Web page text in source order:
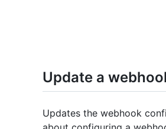
Update a
Updates the webhook